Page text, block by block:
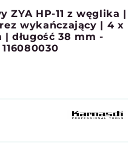
HP-11 z węglika |
wykańczający | 4 x
długość 38 mm -